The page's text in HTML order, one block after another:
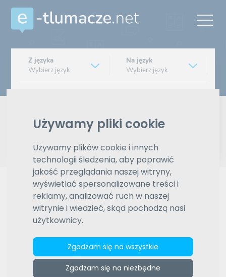
Używamy pliki cookie
Używamy plików cookie i innych
technologii śledzenia, aby poprawić
jakość przeglądania naszej witryny,
wyświetlać spersonalizowane treści i
reklamy, analizować ruch w naszej
witrynie i wiedzieć, skąd pochodzą nasi
użytkownicy.
Zgadzam się na wszystkie
Zgadzam się na niezbędne
Z języka
Wybierz język
Na język
Wybierz język
Znajdź tłumacza
Wyszukiwanie zaawansowane
Reklama
ZAMÓW REKLAMĘ W TYM MIEJSCU
>E-tlumacz >Oferta tłumaczenia -
ukraiński–polski